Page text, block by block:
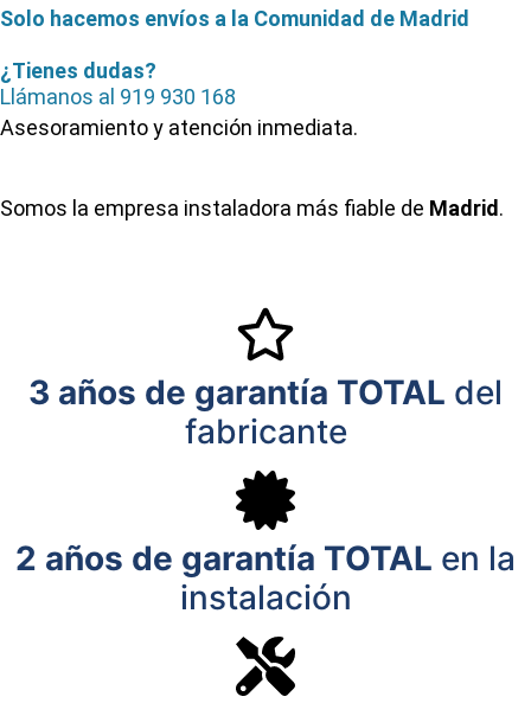
Solo hacemos envíos a la Comunidad de Madrid
¿Tienes dudas?
Llámanos al 919 930 168
Asesoramiento y atención inmediata.
Somos la empresa instaladora más fiable de Madrid .
3 años de garantía TOTAL del
fabricante
2 años de garantía TOTAL en la
instalación